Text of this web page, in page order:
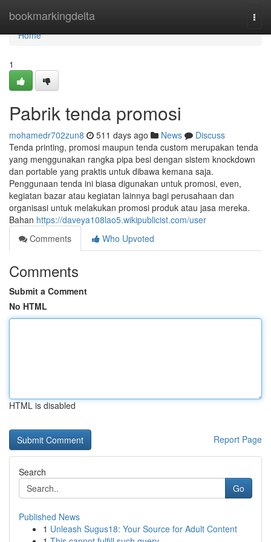
bookmarkingdelta
Home
Home
1
Pabrik tenda promosi
mohamedr702zun8 511 days ago News
Discuss
Tenda printing, promosi maupun tenda custom merupakan tenda
yang menggunakan rangka pipa besi dengan sistem knockdown
dan portable yang praktis untuk dibawa kemana saja.
Penggunaan tenda ini biasa digunakan untuk promosi, even,
kegiatan bazar atau kegiatan lainnya bagi perusahaan dan
organisasi untuk melakukan promosi produk atau jasa mereka.
Bahan https://daveya108lao5.wikipublicist.com/user
Comments
Who Upvoted
Comments
Submit a Comment
No HTML
HTML is disabled
Report Page
Search
Go
Published News
1 Unleash Sugus18: Your Source for Adult Content